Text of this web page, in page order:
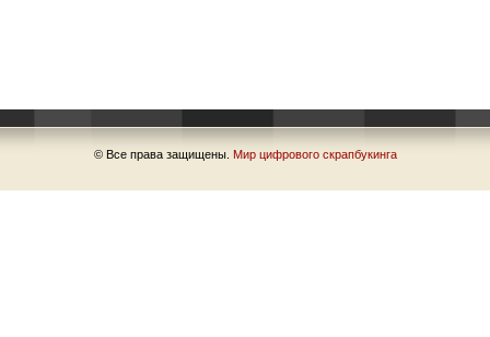
© Все права защищены. Мир цифрового скрапбукинга